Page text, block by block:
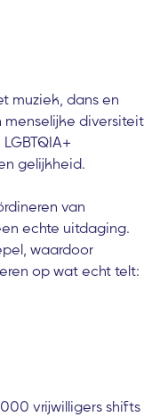
muziek, dans en
menselijke diversiteit
gelijkheid.
van
echte uitdaging.
waardoor
op wat echt telt:
vrijwilligers shifts